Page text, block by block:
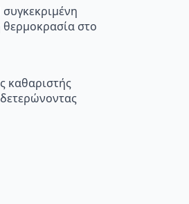
θερμοκρασία στο
καθαριστής